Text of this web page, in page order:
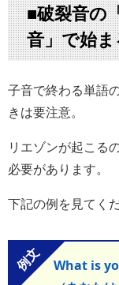
■破裂音の
音」で始
子音で終わる単語
きは要注意。
リエゾンが起こる
必要があります。
下記の例を見てくだ
What is